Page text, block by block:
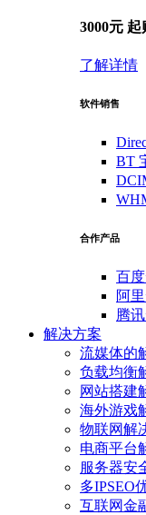
3000元 起
了解详情
软件销售
BT
合作产品
百
阿
腾
解决方案
流媒体的
负载均衡
网站搭建
海外游戏
物联网解
电商平台
服务器安
多IPSEO
互联网金